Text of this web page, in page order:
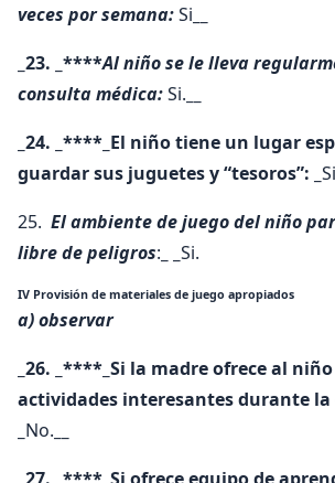
veces por semana:Si
_23. _****Al niño se le lleva
consulta médica:Si.
_24. _****_El niño tiene un lugar
guardar sus juguetes y “tesoros”: _
25. El ambiente de juego del niño
libre de peligros: Si.
IV Provisión de materiales de juego apropiados
a) observar
_26. _****_Si la madre ofrece al
actividades interesantes durante
No.